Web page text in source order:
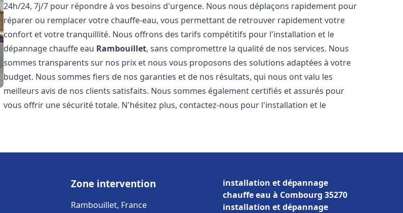
24h/24, 7j/7 pour répondre à vos besoins d'urgence. Nous nous déplaçons rapidement pour
réparer ou remplacer votre chauffe-eau, vous permettant de retrouver rapidement votre
confort et votre tranquillité. Nous offrons des tarifs compétitifs pour l'installation et le
dépannage chauffe eau Rambouillet, sans compromettre la qualité de nos services. Nous
sommes transparents sur nos prix et nous vous proposons des solutions adaptées à votre
budget. Nous sommes fiers de nos garanties et de nos résultats, qui nous ont valu les
meilleurs avis de nos clients satisfaits. Nous sommes également certifiés et assurés pour
vous offrir une sécurité totale. N'hésitez plus, contactez-nous pour l'installation et le
Zone intervention
Rambouillet, France
installation et dépannage
chauffe eau à Combourg 35270
installation et dépannage